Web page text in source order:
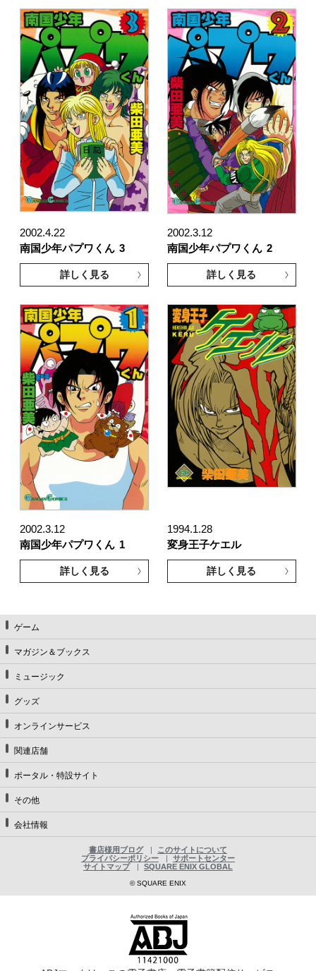
2002.4.22
南国少年パプワくん 3
詳しく見る
2002.3.12
南国少年パプワくん 2
詳しく見る
2002.3.12
南国少年パプワくん 1
詳しく見る
1994.1.28
変身王子ケエル
詳しく見る
ゲーム
マガジン＆ブックス
ミュージック
グッズ
オンラインサービス
関連店舗
ポータル・特設サイト
その他
会社情報
書店様用ブログ
このサイトについて
プライバシーポリシー
サポートセンター
サイトマップ
SQUARE ENIX GLOBAL
© SQUARE ENIX